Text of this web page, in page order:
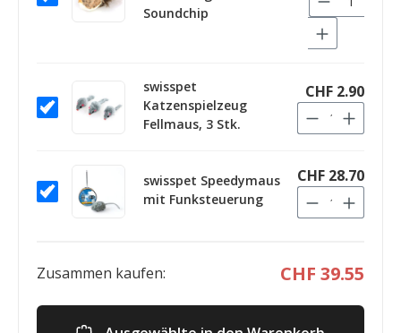
Soundchip
swisspet
Katzenspielzeug
Fellmaus, 3 Stk.
CHF 2.90
swisspet Speedymaus
mit Funksteuerung
CHF 28.70
Zusammen kaufen: CHF 39.55